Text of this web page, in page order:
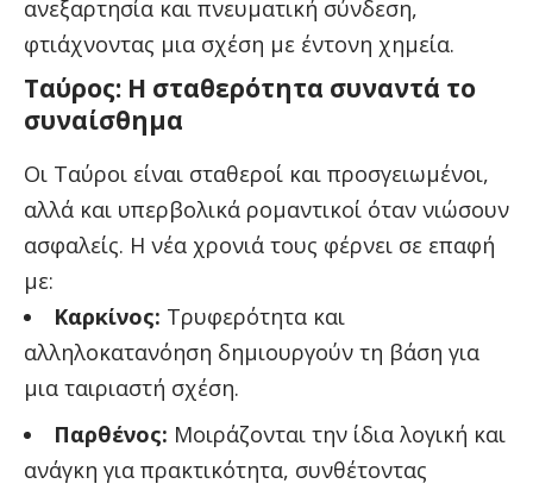
ανεξαρτησία και πνευματική σύνδεση,
φτιάχνοντας μια σχέση με έντονη χημεία.
Ταύρος: Η σταθερότητα συναντά το
συναίσθημα
Οι Ταύροι είναι σταθεροί και προσγειωμένοι,
αλλά και υπερβολικά ρομαντικοί όταν νιώσουν
ασφαλείς. Η νέα χρονιά τους φέρνει σε επαφή
με:
Καρκίνος: Τρυφερότητα και
αλληλοκατανόηση δημιουργούν τη βάση για
μια ταιριαστή σχέση.
Παρθένος: Μοιράζονται την ίδια λογική και
ανάγκη για πρακτικότητα, συνθέτοντας